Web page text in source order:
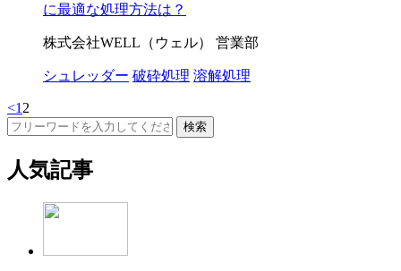
に最適な処理方法は？
株式会社WELL（ウェル） 営業部
シュレッダー 破砕処理 溶解処理
<1 2
人気記事